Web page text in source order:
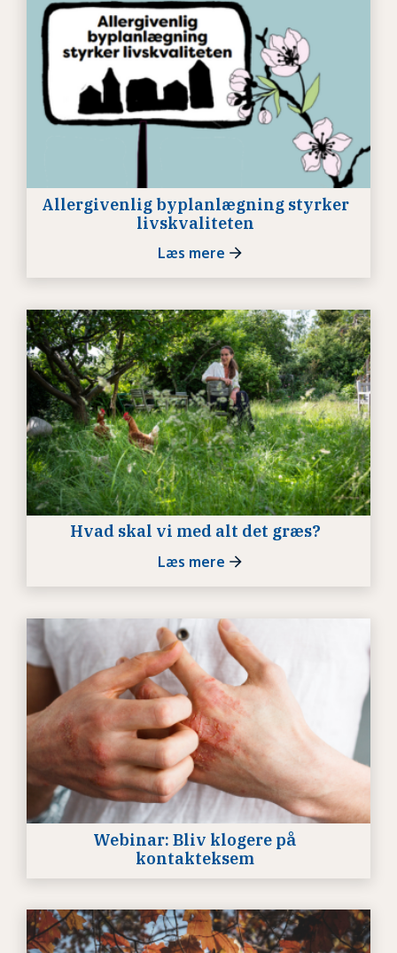
Allergivenlig byplanlægning styrker
livskvaliteten
Læs mere
Hvad skal vi med alt det græs?
Læs mere
Webinar: Bliv klogere på
kontakteksem